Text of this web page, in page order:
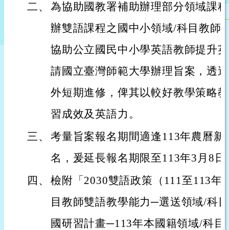
二、 為協助國教署補助辦理部分領域課
辦雙語課程之國中小領域/科目教師
協助公立國民中小學英語教師提升
請國立臺灣師範大學辦理旨案，透
外短期進修，俾其以較好教學策略
習成效及英語力。
三、 考量旨案報名期間適逢113年農曆
名，爰延長報名期限至113年3月8
四、 檢附「2030雙語政策（111至113
目教師雙語教學能力─選送領域/科
國研習計畫─113年本國籍領域/科